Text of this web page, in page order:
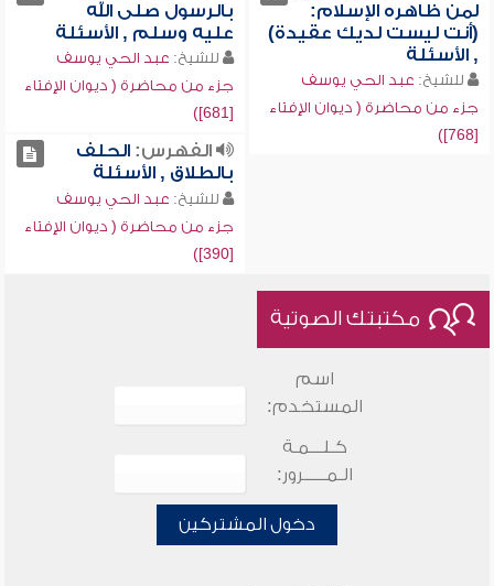
لمن ظاهره الإسلام:
(أنت ليست لديك عقيدة)
, الأسئلة
للشيخ: عبد الحي يوسف
جزء من محاضرة ( ديوان الإفتاء
[768])
بالرسول صلى الله
عليه وسلم , الأسئلة
للشيخ: عبد الحي يوسف
جزء من محاضرة ( ديوان الإفتاء
[681])
الفهرس:الحلف
بالطلاق , الأسئلة
للشيخ: عبد الحي يوسف
جزء من محاضرة ( ديوان الإفتاء
[390])
مكتبتك الصوتية
اسم
المستخدم:
كـلـــمـة
الـمـــــرور:
دخول المشتركين